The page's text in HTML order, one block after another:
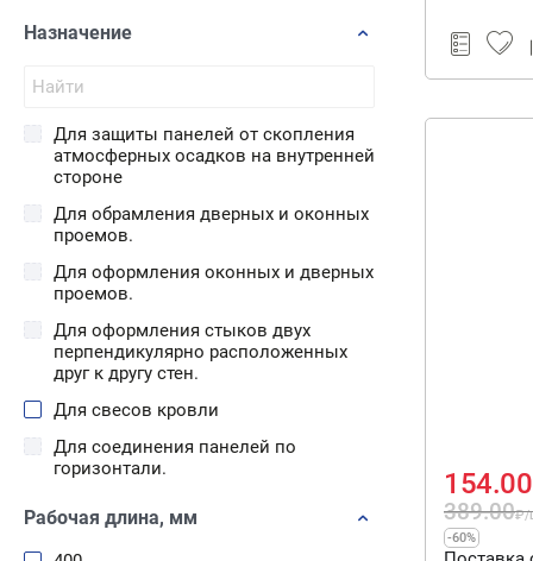
Серия Premium - коллекция Брус
Серия Premium - коллекция
Корабельный брус
Серия STANDARD - коллекция Софит
Серия Standart - коллекция
Корабельный брус
Серия Standart - коллеция Ёлочка
Софит
Софиты
Стоун-Хаус Камень
Стоун-Хаус Кварцит
Стоун-Хаус Кирпич
Стоун-Хаус Клинкер
Стоун-Хаус Таганай
Назначение
Для защиты панелей от скопления
атмосферных осадков на внутренней
стороне
Для обрамления дверных и оконных
проемов.
Для оформления оконных и дверных
проемов.
Для оформления стыков двух
перпендикулярно расположенных
друг к другу стен.
Для свесов кровли
Для соединения панелей по
горизонтали.
Рабочая длина, мм 389.00₽/
154.00
-60%